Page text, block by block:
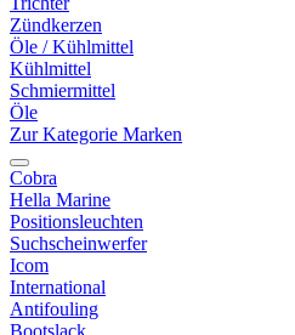
Zündkerzen
Öle / Kühlmittel
Kühlmittel
Schmiermittel
Öle
Zur Kategorie Marken
Cobra
Hella Marine
Positionsleuchten
Suchscheinwerfer
Icom
International
Antifouling
Bootslack